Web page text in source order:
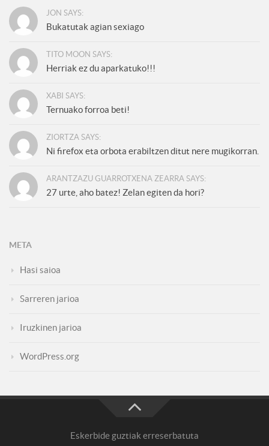
JON SAYS:
Bukatutak agian sexiago
TITO MOON SAYS:
Herriak ez du aparkatuko!!!
XABI SAYS:
Ternuako forroa beti!
ZIORTZA SAYS:
Ni firefox eta orbota erabiltzen ditut nere mugikorran.
ARANTZAZU GUARROTXENA ZEARRA SAYS:
27 urte, aho batez! Zelan egiten da hori?
META
Hasi saioa
Sarreren jarioa
Iruzkinen jarioa
WordPress.org
Eskerbide guztiak erreserbatuta